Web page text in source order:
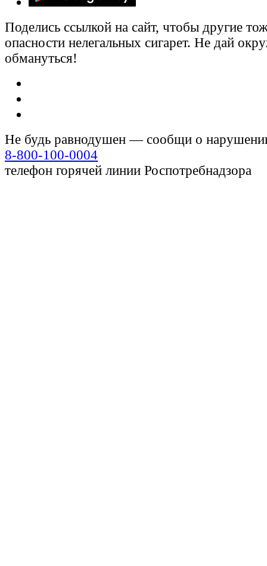
Поделись ссылкой на сайт, чтобы другие
опасности нелегальных сигарет. Не дай
обмануться!
Не будь равнодушен — сообщи о
8-800-100-0004
телефон горячей линии Роспотребнадзора